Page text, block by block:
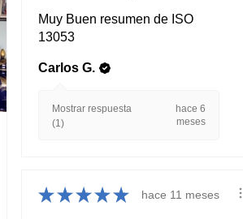
Muy Buen resumen de ISO
13053
Carlos G.
Mostrar respuesta
(1)
hace 6
meses
★ ★ ★ ★ ★ hace 11 meses